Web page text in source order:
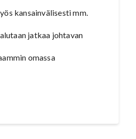
kansainvälisesti mm.
jatkaa johtavan
omassa